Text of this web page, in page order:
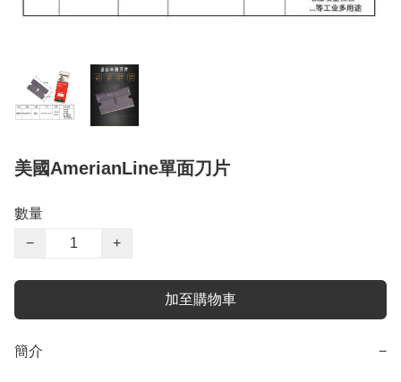
美國AmerianLine單面刀片
數量
−
+
加至購物車
簡介 −